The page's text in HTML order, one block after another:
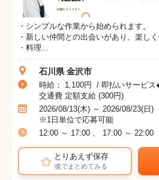
・シンプルな作業から始められます。
・新しい仲間との出会いがあり、楽し
・料理...
石川県 金沢市
時給： 1,100円 / 即払いサービ
交通費 定額支給 (300円)
2026/08/13(木) ～ 2026/08/23(日)
※1日単位で応募可能
12:00 ～ 17:00 、 17:00 ～ 22:00
とりあえず保存
後でまとめてみる